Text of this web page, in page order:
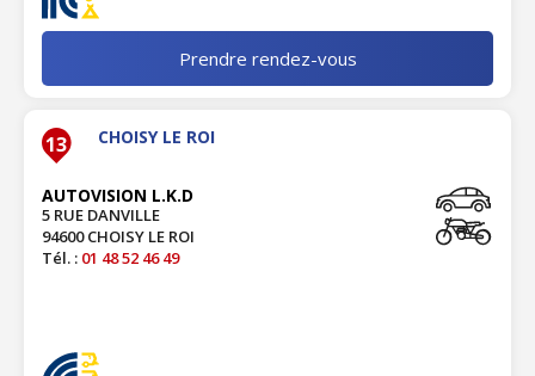
Prendre rendez-vous
13 CHOISY LE ROI
AUTOVISION L.K.D
5 RUE DANVILLE
94600 CHOISY LE ROI
Tél. : 01 48 52 46 49